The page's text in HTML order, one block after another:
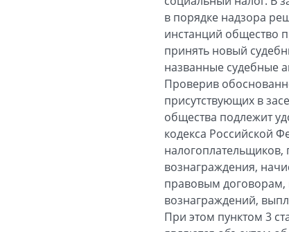
в порядке надзора
инстанций общество
принять новый
названные судебные
Проверив
присутствующих в
общества подлежит
кодекса Российской
вознаграждения,
правовым договорам,
вознаграждений,
При этом пунктом 3